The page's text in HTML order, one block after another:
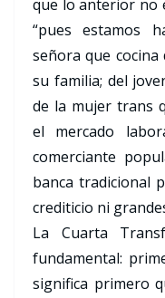
que lo anterior no
“pues estamos
señora que cocina
su familia; del
de la mujer trans
el mercado
comerciante
banca tradicional
crediticio ni
La Cuarta
fundamental:
significa primero